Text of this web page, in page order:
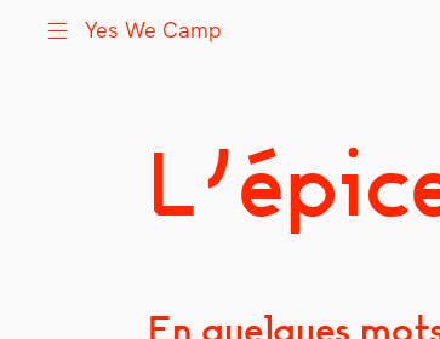
Utilisation inventive des espaces disponibles
En quelques
Yes We Camp